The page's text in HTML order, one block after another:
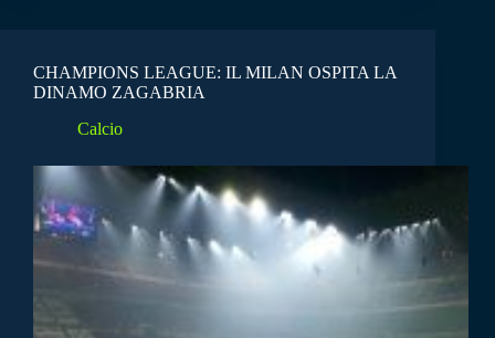
CHAMPIONS LEAGUE: IL MILAN OSPITA LA
DINAMO ZAGABRIA
Calcio